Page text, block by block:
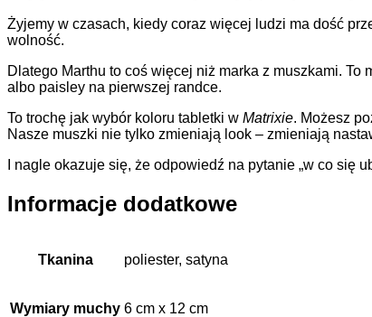
Żyjemy w czasach, kiedy coraz więcej ludzi ma dość
wolność.
Dlatego Marthu to coś więcej niż marka z muszkami.
albo paisley na pierwszej randce.
To trochę jak wybór koloru tabletki w Matrixie. Możesz
Nasze muszki nie tylko zmieniają look – zmieniają
I nagle okazuje się, że odpowiedź na pytanie „w co się
Informacje dodatkowe
Tkanina poliester, satyna
Wymiary muchy 6 cm x 12 cm